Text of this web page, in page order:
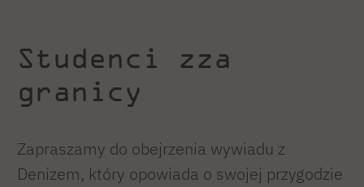
Studenci zza
granicy
Zapraszamy do obejrzenia wywiadu z
Denizem, który opowiada o swojej przygodzie